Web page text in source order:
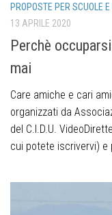
PROPOSTE PER SCUOLE
13 APRILE 2020
Perchè
mai
Care amiche e cari
organizzati da
del C.I.D.U.
cui potete iscrivervi) e